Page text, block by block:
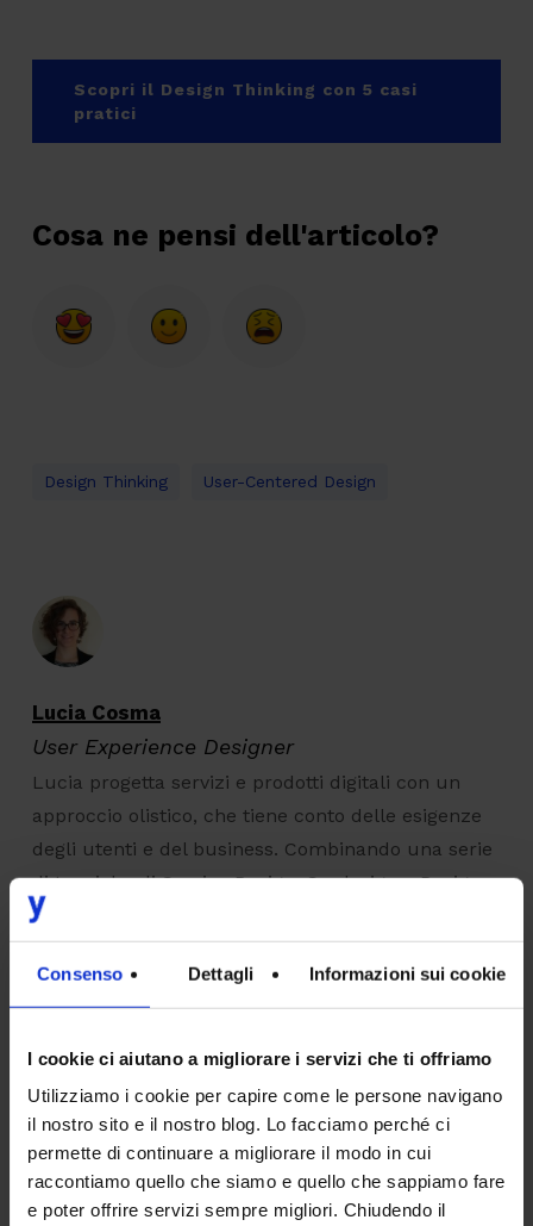
Consenso Dettagli Informazioni sui cookie
I cookie ci aiutano a migliorare i servizi che ti offriamo
Utilizziamo i cookie per capire come le persone navigano
il nostro sito e il nostro blog. Lo facciamo perché ci
permette di continuare a migliorare il modo in cui
raccontiamo quello che siamo e quello che sappiamo fare
e poter offrire servizi sempre migliori. Chiudendo il
Scopri il Design Thinking con 5 casi
pratici
Cosa ne pensi dell'articolo?
Design Thinking User-Centered Design
Lucia Cosma
User Experience Designer
Lucia progetta servizi e prodotti digitali con un
approccio olistico, che tiene conto delle esigenze
degli utenti e del business. Combinando una serie
di tecniche di Service Design, Co-design e Design
Thinking, Lucia in Intesys cura l’esperienza utente
e la fattibilità delle soluzioni proposte.
Iscriviti alla newsletter
EMAIL *